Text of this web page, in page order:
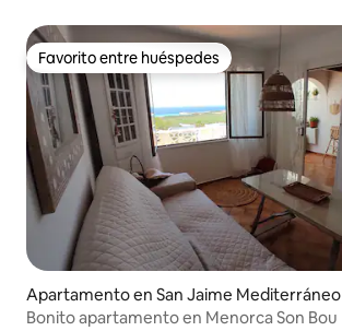
Favorito entre huéspedes
Favorito entre huéspedes
Apartamento en San Jaime Mediterráneo
Bonito apartamento en Menorca Son Bou